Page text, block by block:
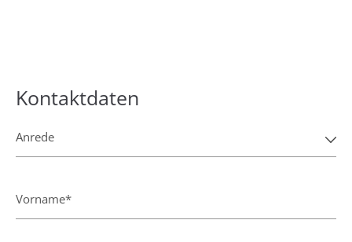
Kontaktdaten